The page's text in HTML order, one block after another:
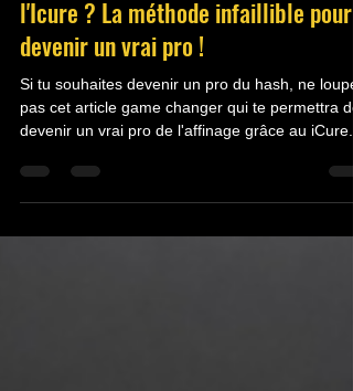
Comment bien affiner son hasch avec
l'Icure ? La méthode infaillible pour
devenir un vrai pro !
Si tu souhaites devenir un pro du hash, ne
devenir un vrai pro de l'affinage grâce au iCure.